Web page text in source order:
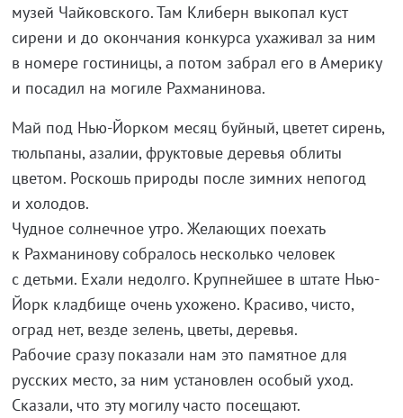
музей Чайковского. Там Клиберн выкопал куст
сирени и до окончания конкурса ухаживал за ним
в номере гостиницы, а потом забрал его в Америку
и посадил на могиле Рахманинова.
Май под Нью-Йорком месяц буйный, цветет сирень,
тюльпаны, азалии, фруктовые деревья облиты
цветом. Роскошь природы после зимних непогод
и холодов.
Чудное солнечное утро. Желающих поехать
к Рахманинову собралось несколько человек
с детьми. Ехали недолго. Крупнейшее в штате Нью-
Йорк кладбище очень ухожено. Красиво, чисто,
оград нет, везде зелень, цветы, деревья.
Рабочие сразу показали нам это памятное для
русских место, за ним установлен особый уход.
Сказали, что эту могилу часто посещают.